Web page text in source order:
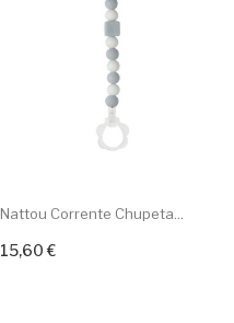
Nattou Corrente Chupeta...
15,60 €Adicionar ao carrinho